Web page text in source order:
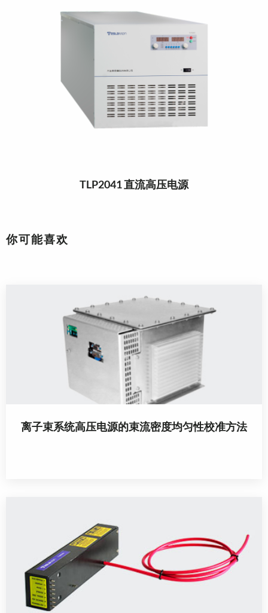
TLP2041 直流高压电源
你可能喜欢
离子束系统高压电源的束流密度均匀性校准方法